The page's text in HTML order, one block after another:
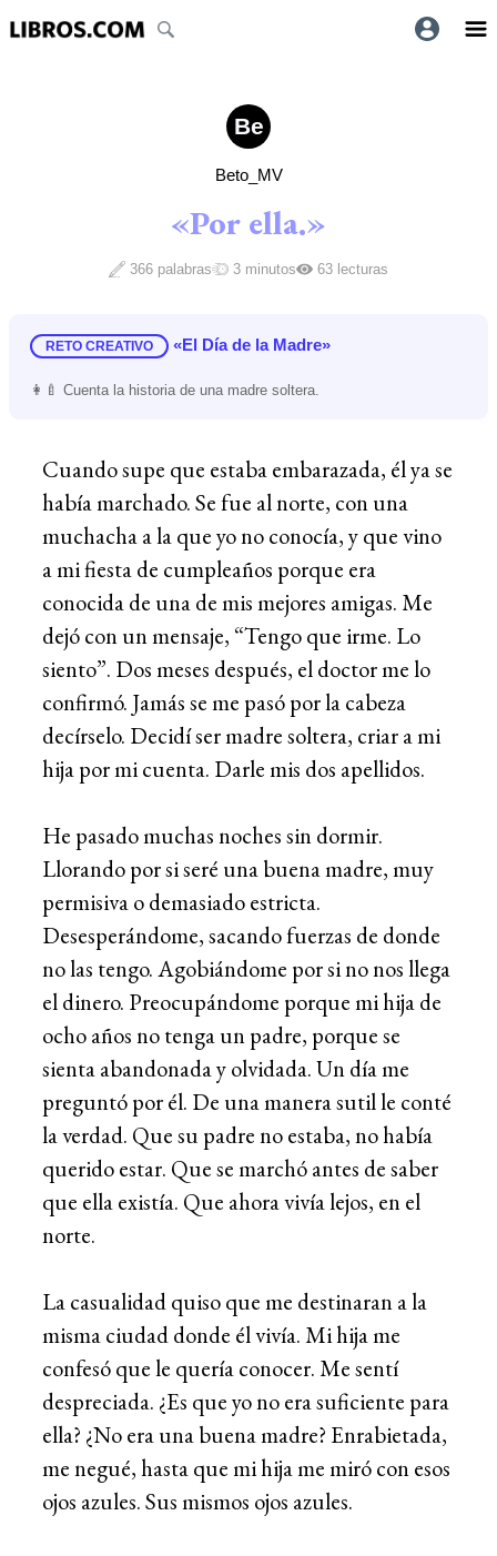
Be
Beto_MV
«Por ella.»
366 palabras 3 minutos 63 lecturas
RETO CREATIVO «El Día de la Madre»
👩‍🍼 Cuenta la historia de una madre soltera.
Cuando supe que estaba embarazada, él ya se
había marchado. Se fue al norte, con una
muchacha a la que yo no conocía, y que vino
a mi fiesta de cumpleaños porque era
conocida de una de mis mejores amigas. Me
dejó con un mensaje, “Tengo que irme. Lo
siento”. Dos meses después, el doctor me lo
confirmó. Jamás se me pasó por la cabeza
decírselo. Decidí ser madre soltera, criar a mi
hija por mi cuenta. Darle mis dos apellidos.
He pasado muchas noches sin dormir.
Llorando por si seré una buena madre, muy
permisiva o demasiado estricta.
Desesperándome, sacando fuerzas de donde
no las tengo. Agobiándome por si no nos llega
el dinero. Preocupándome porque mi hija de
ocho años no tenga un padre, porque se
sienta abandonada y olvidada. Un día me
preguntó por él. De una manera sutil le conté
la verdad. Que su padre no estaba, no había
querido estar. Que se marchó antes de saber
que ella existía. Que ahora vivía lejos, en el
norte.
La casualidad quiso que me destinaran a la
misma ciudad donde él vivía. Mi hija me
confesó que le quería conocer. Me sentí
despreciada. ¿Es que yo no era suficiente para
ella? ¿No era una buena madre? Enrabietada,
me negué, hasta que mi hija me miró con esos
ojos azules. Sus mismos ojos azules.